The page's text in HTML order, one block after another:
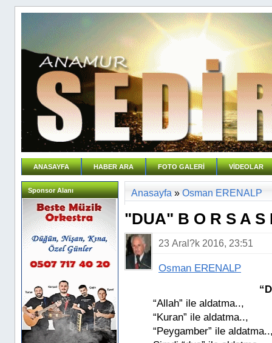
ANASAYFA HABER ARA FOTO GALERİ VİDEOLAR
Sponsor Alanı Anasayfa » Osman ERENALP
"DUA" B O R S A S
23 Aral?k 2016, 23:51
Osman ERENALP
“Allah” ile aldatma..,
“Kuran” ile aldatma..,
“Peygamber” ile